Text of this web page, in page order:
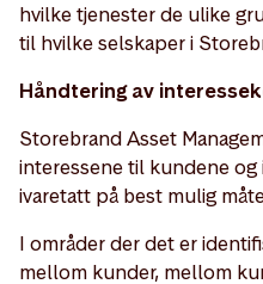
hvilke tjenester de ulike
til hvilke selskaper i
Håndtering av
Storebrand Asset
interessene til kundene
ivaretatt på best mulig
I områder der det er
mellom kunder, mellom